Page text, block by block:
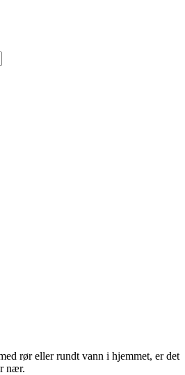
rør eller rundt vann i hjemmet, er det
nær.